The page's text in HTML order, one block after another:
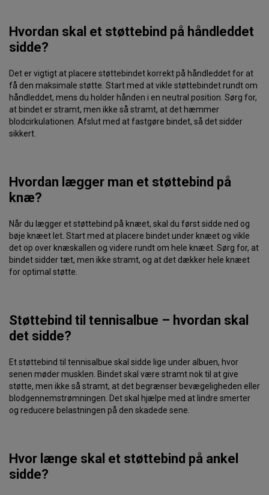
Hvordan skal et støttebind på håndleddet
sidde?
Det er vigtigt at placere støttebindet korrekt på håndleddet for at
få den maksimale støtte. Start med at vikle støttebindet rundt om
håndleddet, mens du holder hånden i en neutral position. Sørg for,
at bindet er stramt, men ikke så stramt, at det hæmmer
blodcirkulationen. Afslut med at fastgøre bindet, så det sidder
sikkert.
Hvordan lægger man et støttebind på
knæ?
Når du lægger et støttebind på knæet, skal du først sidde ned og
bøje knæet let. Start med at placere bindet under knæet og vikle
det op over knæskallen og videre rundt om hele knæet. Sørg for, at
bindet sidder tæt, men ikke stramt, og at det dækker hele knæet
for optimal støtte.
Støttebind til tennisalbue – hvordan skal
det sidde?
Et støttebind til tennisalbue skal sidde lige under albuen, hvor
senen møder musklen. Bindet skal være stramt nok til at give
støtte, men ikke så stramt, at det begrænser bevægeligheden eller
blodgennemstrømningen. Det skal hjælpe med at lindre smerter
og reducere belastningen på den skadede sene.
Hvor længe skal et støttebind på ankel
sidde?